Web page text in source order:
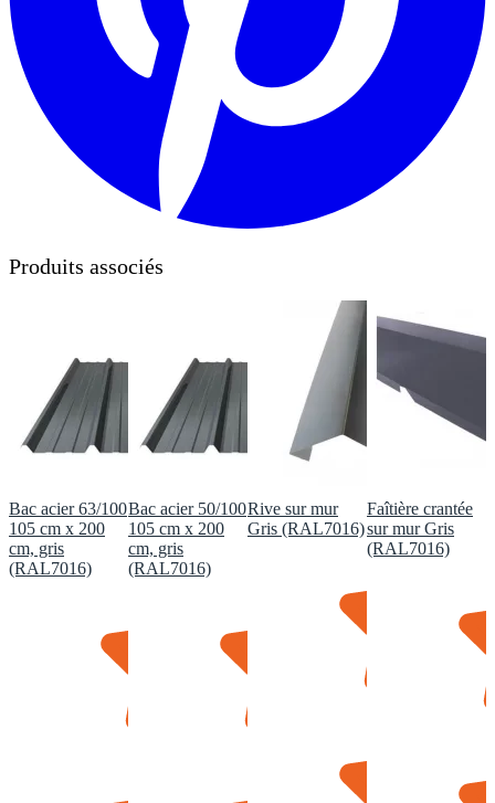
Produits associés
Bac acier 63/100
105 cm x 200
cm, gris
(RAL7016)
Bac acier 50/100
105 cm x 200
cm, gris
(RAL7016)
Rive sur mur
Gris (RAL7016)
Faîtière crantée
sur mur Gris
(RAL7016)